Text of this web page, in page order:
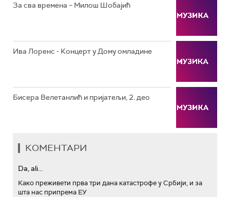
За сва времена – Милош Шобајић
Ива Лоренс - Концерт у Дому омладине
Бисера Велетанлић и пријатељи, 2. део
КОМЕНТАРИ
Da, ali...
Како преживети прва три дана катастрофе у Србији, и за
шта нас припрема ЕУ